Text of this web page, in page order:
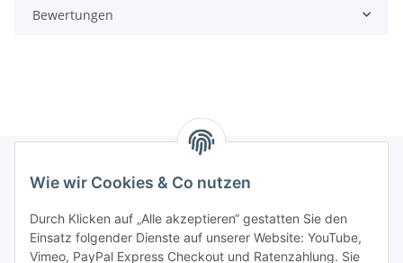
Bewertungen
Gesetzliche Informationen
Wie wir Cookies & Co nutzen
Durch Klicken auf „Alle akzeptieren“ gestatten Sie den
Einsatz folgender Dienste auf unserer Website: YouTube,
Vimeo, PayPal Express Checkout und Ratenzahlung. Sie